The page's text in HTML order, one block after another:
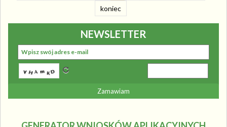
koniec
NEWSLETTER